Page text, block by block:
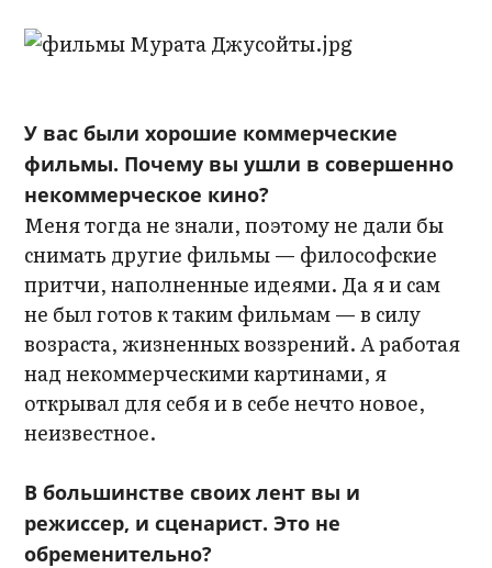
У вас были хорошие коммерческие
фильмы. Почему вы ушли в совершенно
некоммерческое кино?
Меня тогда не знали, поэтому не дали бы
снимать другие фильмы — философские
притчи, наполненные идеями. Да я и сам
не был готов к таким фильмам — в силу
возраста, жизненных воззрений. А работая
над некоммерческими картинами, я
открывал для себя и в себе нечто новое,
неизвестное.
В большинстве своих лент вы и
режиссер, и сценарист. Это не
обременительно?